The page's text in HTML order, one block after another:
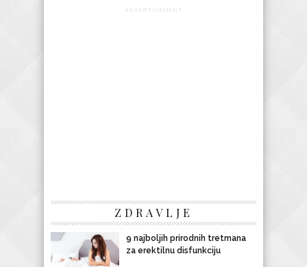
ADVERTISEMENT
ZDRAVLJE
9 najboljih prirodnih tretmana
za erektilnu disfunkciju